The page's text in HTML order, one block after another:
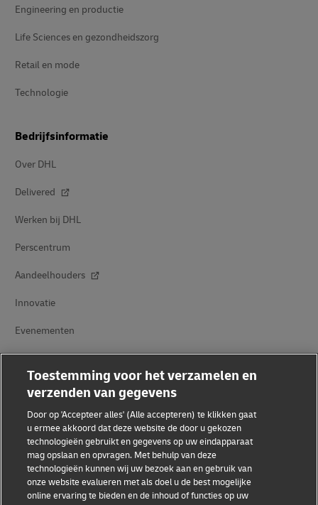
Engineering en productie
Life Sciences en gezondheidszorg
Retail en mode
Technologie
Bedrijfsinformatie
Over DHL
Delivered
Werken bij DHL
Perscentrum
Aandeelhouders
Innovatie
Evenementen
Samenwerkingsverbanden tussen merken
Fraudebewustzijn
Juridische kennisgeving
Toestemming voor het verzamelen en
verzenden van gegevens
Door op 'Accepteer alles' (Alle accepteren) te klikken gaat
u ermee akkoord dat deze website de door u gekozen
technologieën gebruikt en gegevens op uw eindapparaat
mag opslaan en opvragen. Met behulp van deze
technologieën kunnen wij uw bezoek aan en gebruik van
onze website evalueren met als doel u de best mogelijke
online ervaring te bieden en de inhoud of functies op uw